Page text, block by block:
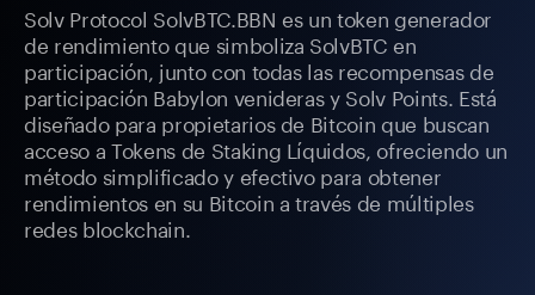
Solv Protocol SolvBTC.BBN es un token generador
de rendimiento que simboliza SolvBTC en
participación, junto con todas las recompensas de
participación Babylon venideras y Solv Points. Está
diseñado para propietarios de Bitcoin que buscan
acceso a Tokens de Staking Líquidos, ofreciendo un
método simplificado y efectivo para obtener
rendimientos en su Bitcoin a través de múltiples
redes blockchain.